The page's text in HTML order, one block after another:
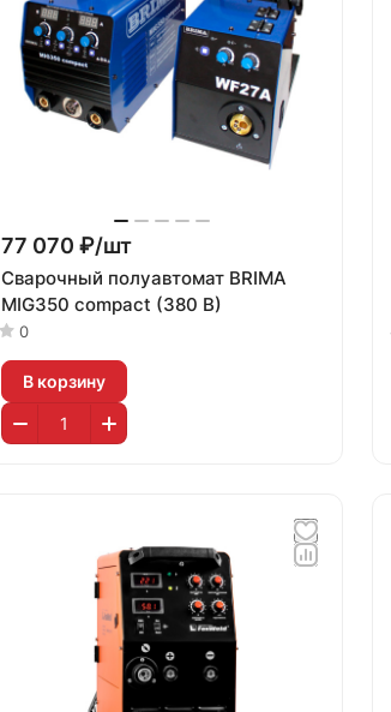
77 070 ₽/шт
Сварочный полуавтомат BRIMA
MIG350 compact (380 В)
0
В корзину